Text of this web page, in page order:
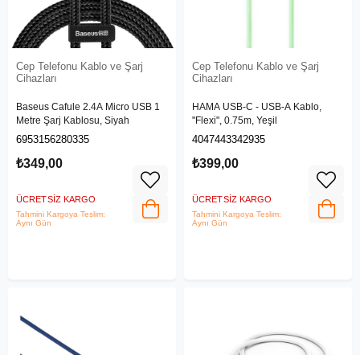
Cep Telefonu Kablo ve Şarj
Cihazları
Baseus Cafule 2.4A Micro USB 1
Metre Şarj Kablosu, Siyah
6953156280335
₺349,00
ÜCRETSIZ KARGO
Tahmini Kargoya Teslim:
Aynı Gün
Cep Telefonu Kablo ve Şarj
Cihazları
HAMA USB-C - USB-A Kablo,
"Flexi", 0.75m, Yeşil
4047443342935
₺399,00
ÜCRETSIZ KARGO
Tahmini Kargoya Teslim:
Aynı Gün